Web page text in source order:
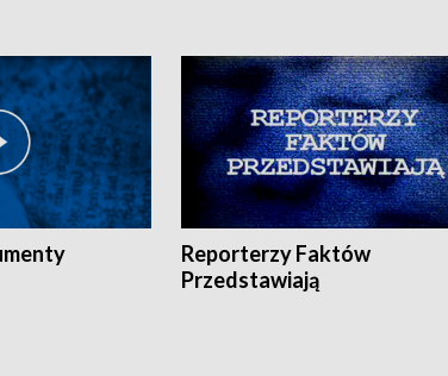
Reporterzy Faktów
Przedstawiają